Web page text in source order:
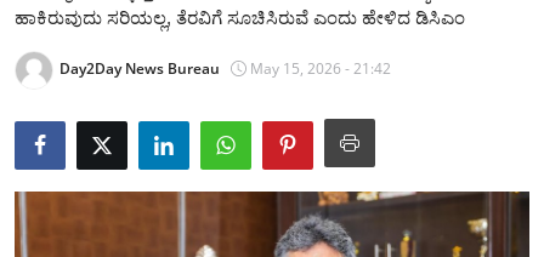
Jobs
Lifestyle
ENTERTAINMENT
SPORTS
ಹಾಕಿರುವುದು ಸರಿಯಲ್ಲ, ತೆರವಿಗೆ ಸೂಚಿಸಿರುವೆ ಎಂದು ಹೇಳಿದ ಡಿಸಿಎಂ
Day2Day News Bureau May 15, 2026 - 21:42